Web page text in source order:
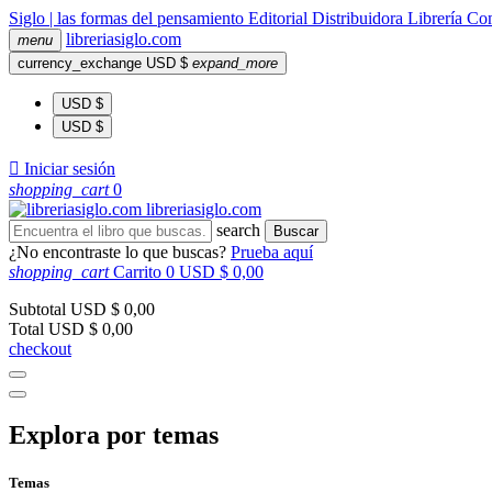
Siglo | las formas del pensamiento Editorial Distribuidora Librería
menu libreriasiglo.com
currency_exchange USD $ expand_more
USD $
USD $
 Iniciar sesión
shopping_cart 0
libreriasiglo.com
search
Buscar
¿No encontraste lo que buscas? Prueba aquí
shopping_cart Carrito 0 USD $ 0,00
Subtotal USD $ 0,00
Total USD $ 0,00
checkout
Explora por temas
Temas